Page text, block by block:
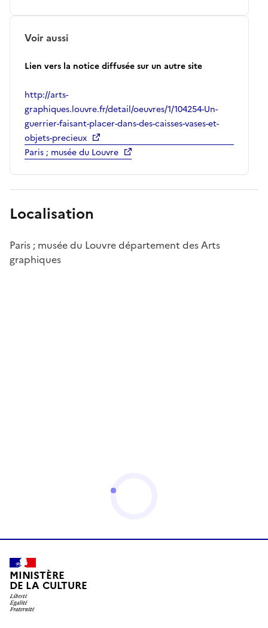
Voir aussi
Lien vers la notice diffusée sur un autre site
http://arts-
graphiques.louvre.fr/detail/oeuvres/1/104254-Un-
guerrier-faisant-placer-dans-des-caisses-vases-et-
objets-precieux
Paris ; musée du Louvre
Localisation
Paris ; musée du Louvre département des Arts
graphiques
MINISTÈRE
DE LA CULTURE